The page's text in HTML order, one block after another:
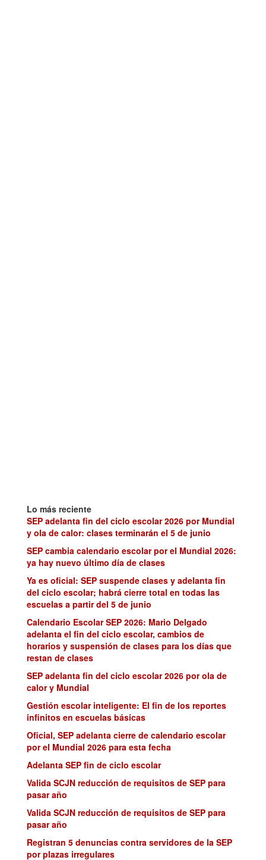
Lo más reciente
SEP adelanta fin del ciclo escolar 2026 por Mundial
y ola de calor: clases terminarán el 5 de junio
SEP cambia calendario escolar por el Mundial 2026:
ya hay nuevo último día de clases
Ya es oficial: SEP suspende clases y adelanta fin
del ciclo escolar; habrá cierre total en todas las
escuelas a partir del 5 de junio
Calendario Escolar SEP 2026: Mario Delgado
adelanta el fin del ciclo escolar, cambios de
horarios y suspensión de clases para los días que
restan de clases
SEP adelanta fin del ciclo escolar 2026 por ola de
calor y Mundial
Gestión escolar inteligente: El fin de los reportes
infinitos en escuelas básicas
Oficial, SEP adelanta cierre de calendario escolar
por el Mundial 2026 para esta fecha
Adelanta SEP fin de ciclo escolar
Valida SCJN reducción de requisitos de SEP para
pasar año
Valida SCJN reducción de requisitos de SEP para
pasar año
Registran 5 denuncias contra servidores de la SEP
por plazas irregulares